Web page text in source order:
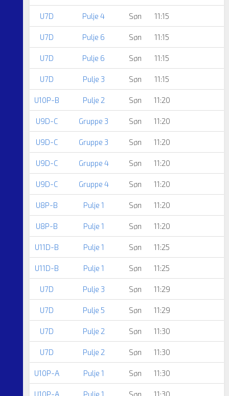
U7D Pulje 4 Søn 11:15
U7D Pulje 6 Søn 11:15
U7D Pulje 6 Søn 11:15
U7D Pulje 3 Søn 11:15
U10P-B Pulje 2 Søn 11:20
U9D-C Gruppe 3 Søn 11:20
U9D-C Gruppe 3 Søn 11:20
U9D-C Gruppe 4 Søn 11:20
U9D-C Gruppe 4 Søn 11:20
U8P-B Pulje 1 Søn 11:20
U8P-B Pulje 1 Søn 11:20
U11D-B Pulje 1 Søn 11:25
U11D-B Pulje 1 Søn 11:25
U7D Pulje 3 Søn 11:29
U7D Pulje 5 Søn 11:29
U7D Pulje 2 Søn 11:30
U7D Pulje 2 Søn 11:30
U10P-A Pulje 1 Søn 11:30
U10P-A Pulje 1 Søn 11:30